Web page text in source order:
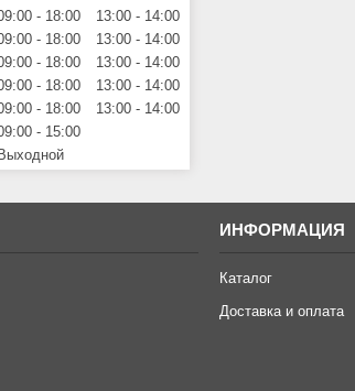
18:00 13:00
14:00
18:00 13:00
14:00
18:00 13:00
14:00
18:00 13:00
14:00
18:00 13:00
14:00
15:00
Выходной
ИНФОРМАЦИЯ
Каталог
Доставка и оплата